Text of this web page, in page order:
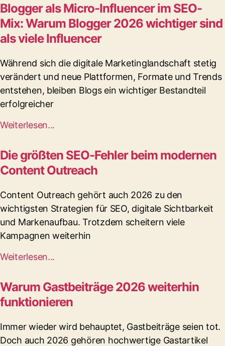
Blogger als Micro-Influencer im SEO-
Mix: Warum Blogger 2026 wichtiger sind
als viele Influencer
Während sich die digitale Marketinglandschaft stetig
verändert und neue Plattformen, Formate und Trends
entstehen, bleiben Blogs ein wichtiger Bestandteil
erfolgreicher
Weiterlesen...
Die größten SEO-Fehler beim modernen
Content Outreach
Content Outreach gehört auch 2026 zu den
wichtigsten Strategien für SEO, digitale Sichtbarkeit
und Markenaufbau. Trotzdem scheitern viele
Kampagnen weiterhin
Weiterlesen...
Warum Gastbeiträge 2026 weiterhin
funktionieren
Immer wieder wird behauptet, Gastbeiträge seien tot.
Doch auch 2026 gehören hochwertige Gastartikel